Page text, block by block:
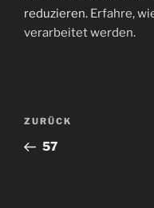
reduzieren. Erfahre,
verarbeitet werden.
Vorheriger
Beitrag
ZURÜCK
57